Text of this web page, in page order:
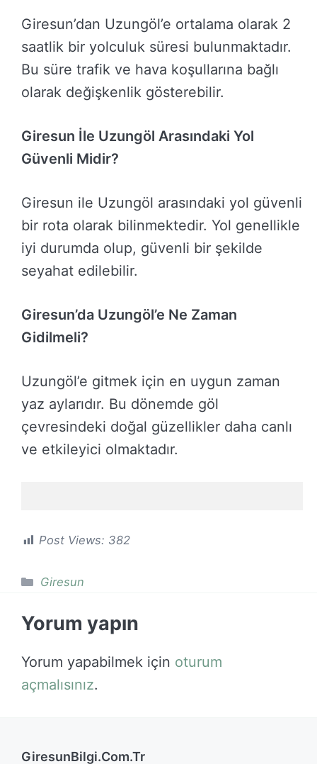
Giresun’dan Uzungöl’e ortalama olarak 2
saatlik bir yolculuk süresi bulunmaktadır.
Bu süre trafik ve hava koşullarına bağlı
olarak değişkenlik gösterebilir.
Giresun İle Uzungöl Arasındaki Yol
Güvenli Midir?
Giresun ile Uzungöl arasındaki yol güvenli
bir rota olarak bilinmektedir. Yol genellikle
iyi durumda olup, güvenli bir şekilde
seyahat edilebilir.
Giresun’da Uzungöl’e Ne Zaman
Gidilmeli?
Uzungöl’e gitmek için en uygun zaman
yaz aylarıdır. Bu dönemde göl
çevresindeki doğal güzellikler daha canlı
ve etkileyici olmaktadır.
Post Views: 382
Kategoriler
Giresun
Yorum yapın
Yorum yapabilmek için oturum
açmalısınız.
GiresunBilgi.Com.Tr